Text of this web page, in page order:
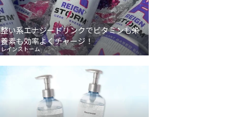
整い系エナジードリンクでビタミンも栄
養素も効率よくチャージ！
レインストーム